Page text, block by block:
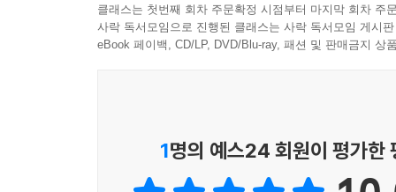
클래스는 첫번째 회차 주문확정 시점부터 마지막 회차 주
사락 독서모임으로 진행된 클래스는 사락 독서모임 게시
eBook 페이백, CD/LP, DVD/Blu-ray, 패션 및 판매금지 상
1명의 예스24 회원이 평가한